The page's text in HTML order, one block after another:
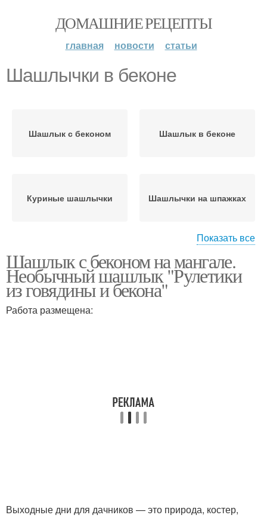
ДОМАШНИЕ РЕЦЕПТЫ
главная новости статьи
Шашлычки в беконе
Шашлык с беконом Шашлык в беконе
Куриные шашлычки Шашлычки на шпажках
Курица в беконе Рулетики в беконе
Показать все
Шашлык с беконом на мангале.
Необычный шашлык "Рулетики
из говядины и бекона"
Работа размещена:
Выходные дни для дачников — это природа, костер,